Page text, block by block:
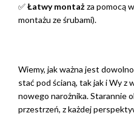
✅Łatwy montażza pomocą
montażu ze śrubami).
Wiemy, jak ważna jest
stać pod ścianą, tak jak i Wy z
nowego narożnika. Starannie
przestrzeń, z każdej